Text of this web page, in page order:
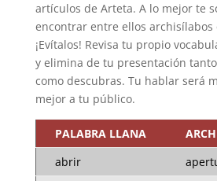
artículos de Arteta. A lo mejor te
encontrar entre ellos archisílabos
¡Evítalos! Revisa tu propio
y elimina de tu presentación
como descubras. Tu hablar será
mejor a tu público.
PALABRA LLANA
abrir